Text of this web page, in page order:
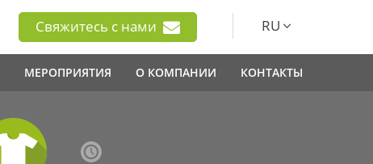
Свяжитесь с нами RU
МЕРОПРИЯТИЯ О КОМПАНИИ КОНТАКТЫ